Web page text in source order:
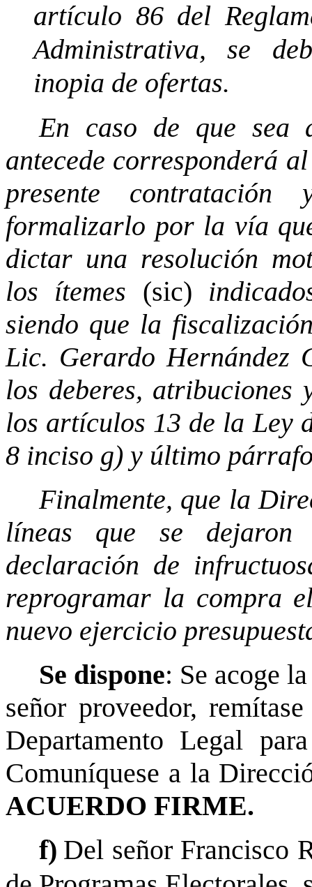
artículo 86 del
Administrativa, se
inopia de ofertas.
En caso de que sea
antecede corresponderá
presente
formalizarlo por la vía
dictar una resolución
los ítemes (sic)
siendo que la
Lic. Gerardo Hernández
los deberes, atribuciones
los artículos 13 de la Ley
8 inciso g) y último
Finalmente, que la
líneas que se
declaración de
reprogramar la compra
nuevo ejercicio
Se dispone: Se acoge
señor proveedor,
Departamento Legal
Comuníquese a la
ACUERDO FIRME.
f) Del señor Francisco